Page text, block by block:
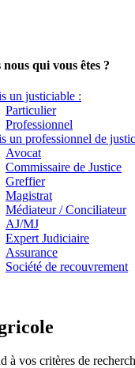
nous qui vous êtes ?
un justiciable :
Particulier
Professionnel
un professionnel de
Avocat
Commissaire de Justice
Greffier
Magistrat
Médiateur / Conciliateur
AJ/MJ
Expert Judiciaire
Assurance
Société de recouvrement
à vos critères de